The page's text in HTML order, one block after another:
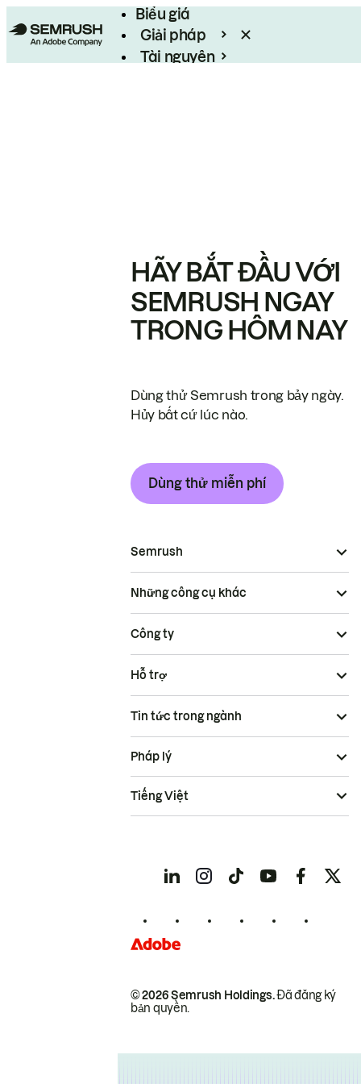
Biểu giá
Giải pháp
Tài nguyên
HÃY BẮT ĐẦU VỚI
SEMRUSH NGAY
TRONG HÔM NAY
Dùng thử Semrush trong bảy ngày.
Hủy bất cứ lúc nào.
Dùng thử miễn phí
Semrush
Những công cụ khác
Công ty
Hỗ trợ
Tin tức trong ngành
© 2026 Semrush Holdings.Đã đăng ký
bản quyền.
Pháp lý
Tiếng Việt